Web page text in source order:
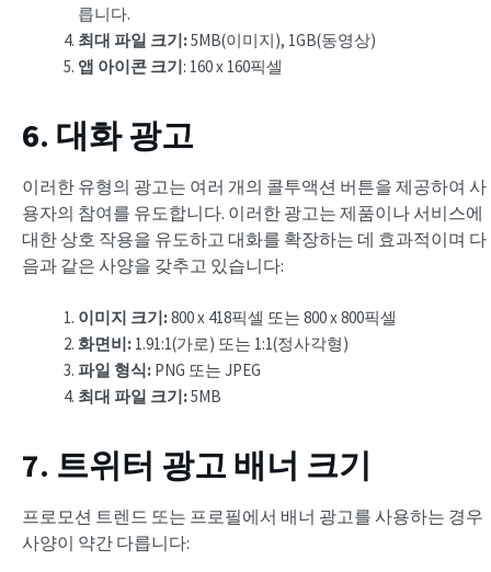
릅니다.
최대 파일 크기:5MB(이미지), 1GB(동영상)
앱 아이콘 크기: 160 x 160픽셀
6. 대화 광고
이러한 유형의 광고는 여러 개의 콜투액션 버튼을 제공하여 사
용자의 참여를 유도합니다. 이러한 광고는 제품이나 서비스에
대한 상호 작용을 유도하고 대화를 확장하는 데 효과적이며 다
음과 같은 사양을 갖추고 있습니다:
이미지 크기:800 x 418픽셀 또는 800 x 800픽셀
화면비: 1.91:1(가로) 또는 1:1(정사각형)
파일 형식: PNG 또는 JPEG
최대 파일 크기:5MB
7. 트위터 광고 배너 크기
프로모션 트렌드 또는 프로필에서 배너 광고를 사용하는 경우
사양이 약간 다릅니다: